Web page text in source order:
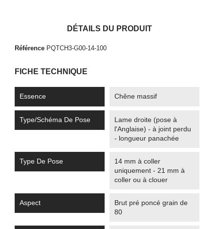
DÉTAILS DU PRODUIT
Référence PQTCH3-G00-14-100
FICHE TECHNIQUE
Essence Chêne massif
Type/Schéma De Pose
Lame droite (pose à
l'Anglaise) - à joint perdu
- longueur panachée
Type De Pose
14 mm à coller
uniquement - 21 mm à
coller ou à clouer
Aspect
Brut pré poncé grain de
80